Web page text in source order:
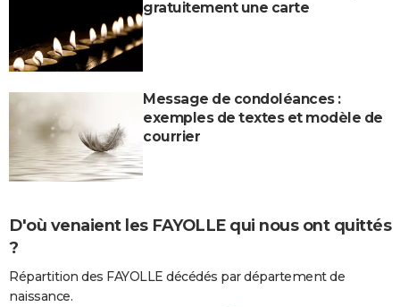
gratuitement une carte
Message de condoléances :
exemples de textes et modèle de
courrier
D'où venaient les FAYOLLE qui nous ont quittés
?
Répartition des FAYOLLE décédés par département de
naissance.